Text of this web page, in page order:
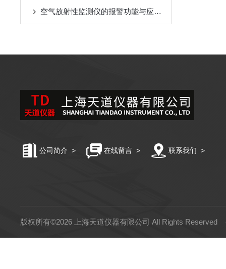
空气放射性监测仪的报警功能与应急响应措施说明
公司简介 > 在线留言 > 联系我们 >
版权所有©2026 上海天道仪器有限公司 All Rights Reserved